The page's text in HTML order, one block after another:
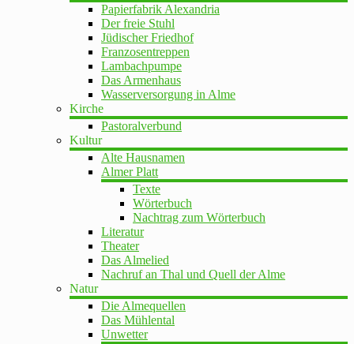
Papierfabrik Alexandria
Der freie Stuhl
Jüdischer Friedhof
Franzosentreppen
Lambachpumpe
Das Armenhaus
Wasserversorgung in Alme
Kirche
Pastoralverbund
Kultur
Alte Hausnamen
Almer Platt
Texte
Wörterbuch
Nachtrag zum Wörterbuch
Literatur
Theater
Das Almelied
Nachruf an Thal und Quell der Alme
Natur
Die Almequellen
Das Mühlental
Unwetter